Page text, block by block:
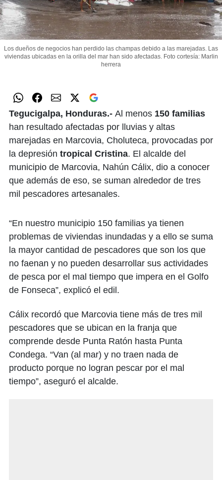
Los dueños de negocios han perdido las champas debido a las marejadas. Las
viviendas ubicadas en la orilla del mar han sido afectadas. Foto cortesía: Marlin
herrera
Tegucigalpa, Honduras.- Al menos 150 familias
han resultado afectadas por lluvias y altas
marejadas en Marcovia, Choluteca, provocadas por
la depresión tropical Cristina. El alcalde del
municipio de Marcovia, Nahún Cálix, dio a conocer
que además de eso, se suman alrededor de tres
mil pescadores artesanales.
“En nuestro municipio 150 familias ya tienen
problemas de viviendas inundadas y a ello se suma
la mayor cantidad de pescadores que son los que
no faenan y no pueden desarrollar sus actividades
de pesca por el mal tiempo que impera en el Golfo
de Fonseca”, explicó el edil.
Cálix recordó que Marcovia tiene más de tres mil
pescadores que se ubican en la franja que
comprende desde Punta Ratón hasta Punta
Condega. “Van (al mar) y no traen nada de
producto porque no logran pescar por el mal
tiempo”, aseguró el alcalde.